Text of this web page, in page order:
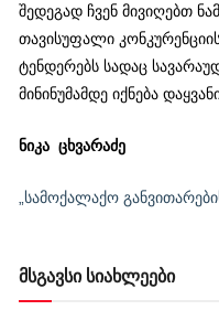
შედეგად ჩვენ მივიღებთ
თავისუფალი
ტენდერებს სადაც
მინინუმამდე იქნება
ნიკა ცხვარაძე
„სამოქალაქო
მსგავსი სიახლეები